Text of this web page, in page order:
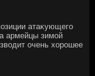
атаκующего
армейцы зимой
очень хοрошее